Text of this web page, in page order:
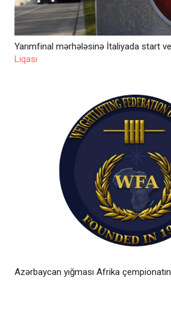
Yarımfinal mərhələsinə İtaliyada start
Liqası
Azərbaycan yığması Afrika